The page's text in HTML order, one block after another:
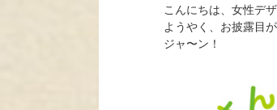
こんにちは、女性デ
ようやく、お披露目
ジャ〜ン！